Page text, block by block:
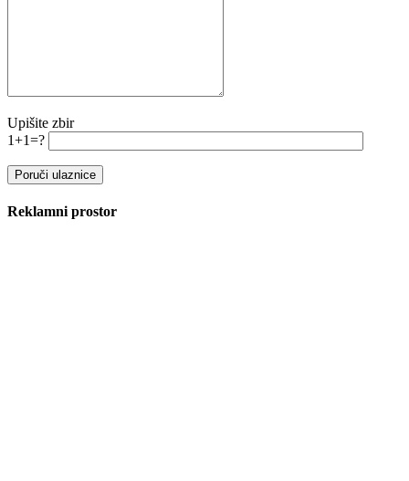
Upišite zbir
1+1=?
Reklamni prostor